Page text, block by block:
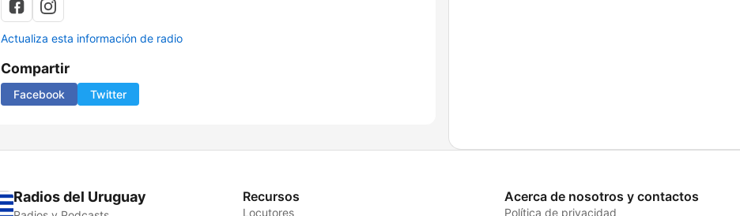
Actualiza esta información de radio
Compartir
Facebook Twitter
Radios del Uruguay Recursos
Locutores
Acerca de nosotros y contactos
Política de privacidad